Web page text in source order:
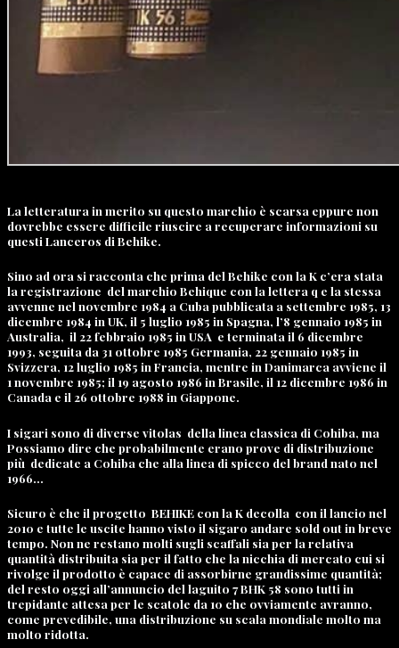
La letteratura in merito su questo marchio è scarsa eppure non
dovrebbe essere difficile riuscire a recuperare informazioni su
questi Lanceros di Behike.
Sino ad ora si racconta che prima del Behike con la K c’era stata
la registrazione del marchio Behique con la lettera q e la stessa
avvenne nel novembre 1984 a Cuba pubblicata a settembre 1985, 13
dicembre 1984 in UK, il 5 luglio 1985 in Spagna, l’8 gennaio 1985 in
Australia, il 22 febbraio 1985 in USA e terminata il 6 dicembre
1993, seguita da 31 ottobre 1985 Germania, 22 gennaio 1985 in
Svizzera, 12 luglio 1985 in Francia, mentre in Danimarca avviene il
1 novembre 1985; il 19 agosto 1986 in Brasile, il 12 dicembre 1986 in
Canada e il 26 ottobre 1988 in Giappone.
I sigari sono di diverse vitolas della linea classica di Cohiba, ma
Possiamo dire che probabilmente erano prove di distribuzione
più dedicate a Cohiba che alla linea di spicco del brand nato nel
1966…
Sicuro è che il progetto BEHIKE con la K decolla con il lancio nel
2010 e tutte le uscite hanno visto il sigaro andare sold out in breve
tempo. Non ne restano molti sugli scaffali sia per la relativa
quantità distribuita sia per il fatto che la nicchia di mercato cui si
rivolge il prodotto è capace di assorbirne grandissime quantità;
del resto oggi all’annuncio del laguito 7 BHK 58 sono tutti in
trepidante attesa per le scatole da 10 che ovviamente avranno,
come prevedibile, una distribuzione su scala mondiale molto ma
molto ridotta.